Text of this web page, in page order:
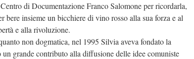
di Documentazione Franco Salomone per ricordarla,
bere insieme un bicchiere di vino rosso alla sua forza e al
e alla rivoluzione.
non dogmatica, nel 1995 Silvia aveva fondato la
grande contributo alla diffusione delle idee comuniste